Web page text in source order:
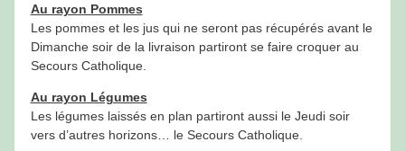
Au rayon Pommes
Les pommes et les jus qui ne seront pas récupérés avant le
Dimanche soir de la livraison partiront se faire croquer au
Secours Catholique.
Au rayon Légumes
Les légumes laissés en plan partiront aussi le Jeudi soir
vers d’autres horizons… le Secours Catholique.